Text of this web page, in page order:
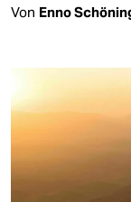
Von Enno